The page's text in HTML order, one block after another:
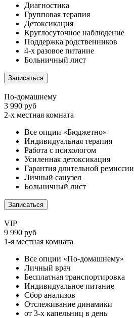
Диагностика
Групповая терапия
Детоксикация
Круглосуточное наблюдение
Поддержка родственников
4-х разовое питание
Больничный лист
Записаться
По-домашнему
3 990 руб
2-х местная комната
Все опции «Бюджетно»
Индивидуальная терапия
Работа с психологом
Усиленная детоксикация
Гарантия длительной ремиссии
Личный санузел
Больничный лист
Записаться
VIP
9 990 руб
1-я местная комната
Все опции «По-домашнему»
Личный врач
Бесплатная транспортировка
Индивидуальное питание
Сбор анализов
Отслеживание динамики
от 3-х капельниц в день